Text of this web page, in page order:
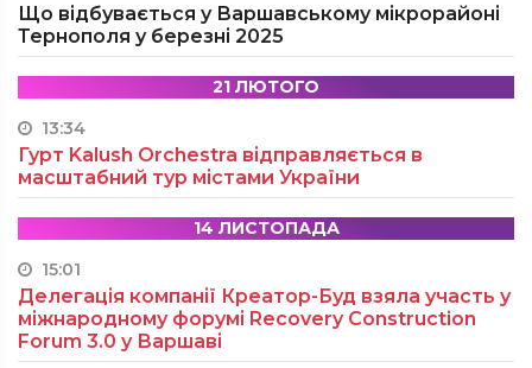
Що відбувається у Варшавському мікрорайоні
Тернополя у березні 2025
21 ЛЮТОГО
13:34
Гурт Kalush Orchestra відправляється в
масштабний тур містами України
14 ЛИСТОПАДА
15:01
Делегація компанії Креатор-Буд взяла участь у
міжнародному форумі Recovery Construction
Forum 3.0 у Варшаві